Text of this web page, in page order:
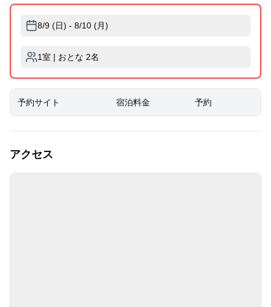
8/9 (日) - 8/10 (月)
1室 | おとな 2名
予約サイト 宿泊料金 予約
アクセス